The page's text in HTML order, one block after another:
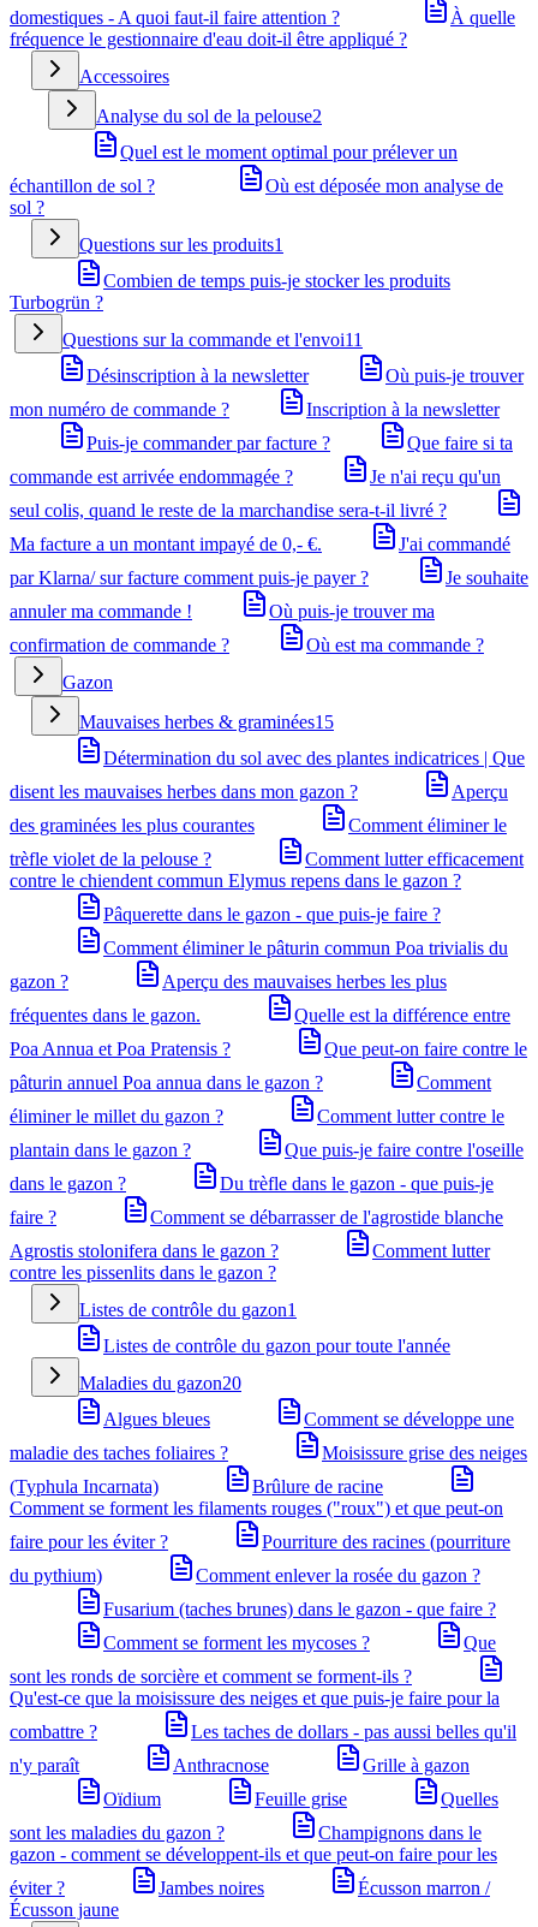
domestiques - A quoi faut-il faire attention ?
À quelle
fréquence le gestionnaire d'eau doit-il être appliqué ?
Accessoires
Analyse du sol de la pelouse2
Quel est le moment optimal pour prélever un
échantillon de sol ?
Où est déposée mon analyse de
sol ?
Questions sur les produits1
Combien de temps puis-je stocker les produits
Turbogrün ?
Questions sur la commande et l'envoi11
Désinscription à la newsletter
Où puis-je trouver
mon numéro de commande ?
Inscription à la newsletter
Puis-je commander par facture ?
Que faire si ta
commande est arrivée endommagée ?
Je n'ai reçu qu'un
seul colis, quand le reste de la marchandise sera-t-il livré ?
Ma facture a un montant impayé de 0,- €.
J'ai commandé
par Klarna/ sur facture comment puis-je payer ?
Je souhaite
annuler ma commande !
Où puis-je trouver ma
confirmation de commande ?
Où est ma commande ?
Gazon
Mauvaises herbes & graminées15
Détermination du sol avec des plantes indicatrices | Que
disent les mauvaises herbes dans mon gazon ?
Aperçu
des graminées les plus courantes
Comment éliminer le
trèfle violet de la pelouse ?
Comment lutter efficacement
contre le chiendent commun Elymus repens dans le gazon ?
Pâquerette dans le gazon - que puis-je faire ?
Comment éliminer le pâturin commun Poa trivialis du
gazon ?
Aperçu des mauvaises herbes les plus
fréquentes dans le gazon.
Quelle est la différence entre
Poa Annua et Poa Pratensis ?
Que peut-on faire contre le
pâturin annuel Poa annua dans le gazon ?
Comment
éliminer le millet du gazon ?
Comment lutter contre le
plantain dans le gazon ?
Que puis-je faire contre l'oseille
dans le gazon ?
Du trèfle dans le gazon - que puis-je
faire ?
Comment se débarrasser de l'agrostide blanche
Agrostis stolonifera dans le gazon ?
Comment lutter
contre les pissenlits dans le gazon ?
Listes de contrôle du gazon1
Listes de contrôle du gazon pour toute l'année
Maladies du gazon20
Algues bleues
Comment se développe une
maladie des taches foliaires ?
Moisissure grise des neiges
(Typhula Incarnata)
Brûlure de racine
Comment se forment les filaments rouges ("roux") et que peut-on
faire pour les éviter ?
Pourriture des racines (pourriture
du pythium)
Comment enlever la rosée du gazon ?
Fusarium (taches brunes) dans le gazon - que faire ?
Comment se forment les mycoses ?
Que
sont les ronds de sorcière et comment se forment-ils ?
Qu'est-ce que la moisissure des neiges et que puis-je faire pour la
combattre ?
Les taches de dollars - pas aussi belles qu'il
n'y paraît
Anthracnose
Grille à gazon
Oïdium
Feuille grise
Quelles
sont les maladies du gazon ?
Champignons dans le
gazon - comment se développent-ils et que peut-on faire pour les
éviter ?
Jambes noires
Écusson marron /
Écusson jaune